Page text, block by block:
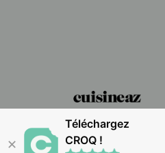
✕
Téléchargez
CROQ !